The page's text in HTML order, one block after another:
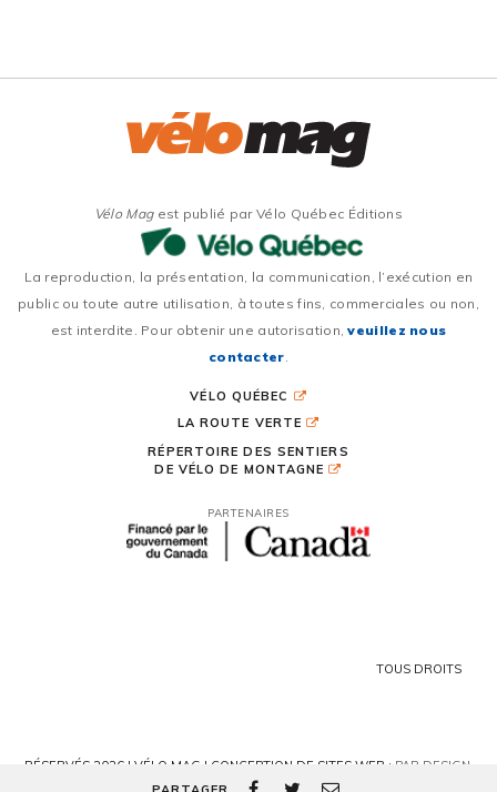
Vélo Magest publié par Vélo Québec Éditions
La reproduction, la présentation, la communication, l’exécution en
public ou toute autre utilisation, à toutes fins, commerciales ou non,
est interdite. Pour obtenir une autorisation,veuillez nous
contacter.
VÉLO QUÉBEC
LA ROUTE VERTE
RÉPERTOIRE DES SENTIERS
DE VÉLO DE MONTAGNE
PARTENAIRES
TOUS DROITS
RÉSERVÉS 2026 | VÉLO MAG | CONCEPTION DE SITES WEB : PAR DESIGN,
AGENCE WEB